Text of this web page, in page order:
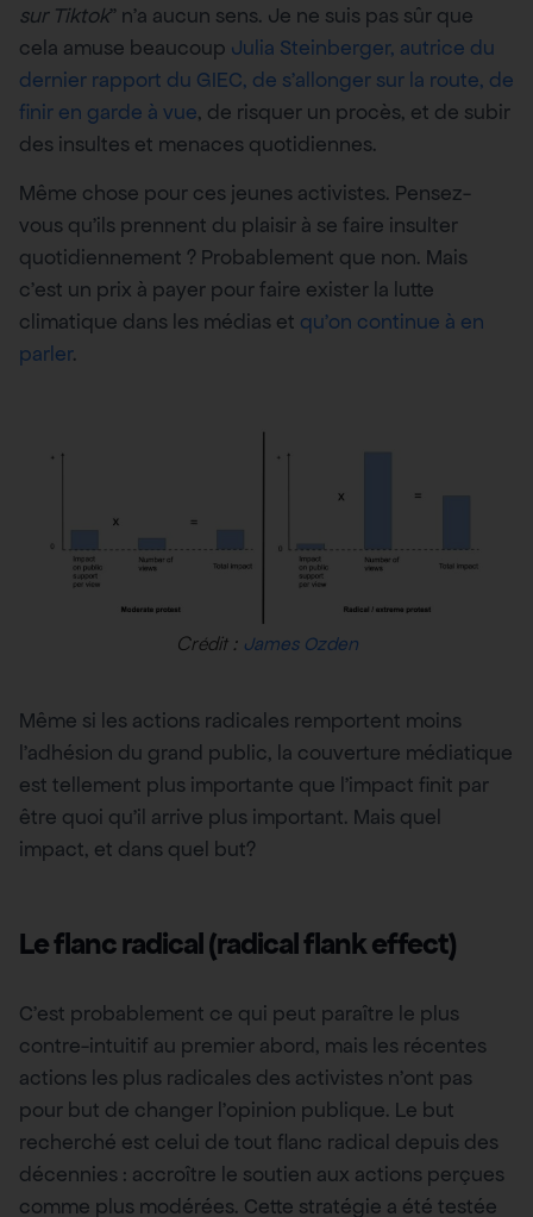
sur Tiktok” n’a aucun sens. Je ne suis pas sûr que
cela amuse beaucoup Julia Steinberger, autrice du
dernier rapport du GIEC, de s’allonger sur la route, de
finir en garde à vue, de risquer un procès, et de subir
des insultes et menaces quotidiennes.
Même chose pour ces jeunes activistes. Pensez-
vous qu’ils prennent du plaisir à se faire insulter
quotidiennement ? Probablement que non. Mais
c’est un prix à payer pour faire exister la lutte
climatique dans les médias et qu’on continue à en
parler.
Crédit : James Ozden
Même si les actions radicales remportent moins
l’adhésion du grand public, la couverture médiatique
est tellement plus importante que l’impact finit par
être quoi qu’il arrive plus important. Mais quel
impact, et dans quel but?
Le flanc radical (radical flank effect)
C’est probablement ce qui peut paraître le plus
contre-intuitif au premier abord, mais les récentes
actions les plus radicales des activistes n’ont pas
pour but de changer l’opinion publique. Le but
recherché est celui de tout flanc radical depuis des
décennies : accroître le soutien aux actions perçues
comme plus modérées. Cette stratégie a été testée